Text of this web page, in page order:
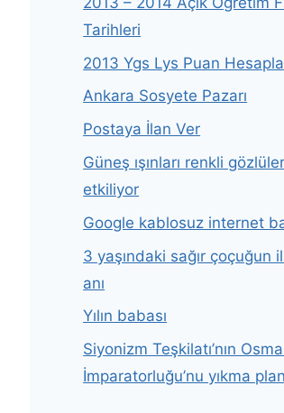
Tarihleri
2013 Ygs Lys Puan
Ankara Sosyete Pazarı
Postaya İlan Ver
Güneş ışınları renkli
etkiliyor
Google kablosuz internet
3 yaşındaki sağır çoçuğun
anı
Yılın babası
Siyonizm Teşkilatı’nın
İmparatorluğu’nu yıkma